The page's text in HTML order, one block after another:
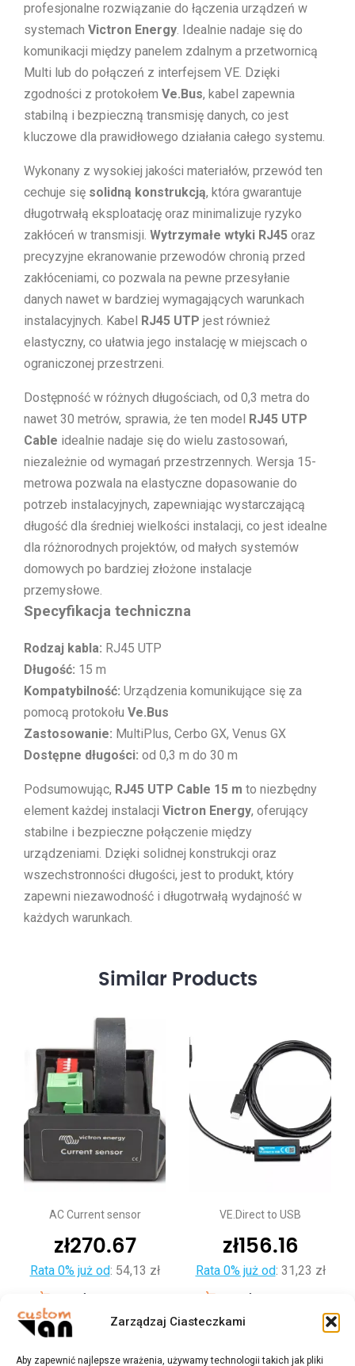
Zarządzaj Ciasteczkami
Aby zapewnić najlepsze wrażenia, używamy technologii takich jak pliki
profesjonalne rozwiązanie do łączenia urządzeń w
systemach Victron Energy. Idealnie nadaje się do
komunikacji między panelem zdalnym a przetwornicą
Multi lub do połączeń z interfejsem VE. Dzięki
zgodności z protokołem Ve.Bus, kabel zapewnia
stabilną i bezpieczną transmisję danych, co jest
kluczowe dla prawidłowego działania całego systemu.
Wykonany z wysokiej jakości materiałów, przewód ten
cechuje się solidną konstrukcją, która gwarantuje
długotrwałą eksploatację oraz minimalizuje ryzyko
zakłóceń w transmisji. Wytrzymałe wtyki RJ45 oraz
precyzyjne ekranowanie przewodów chronią przed
zakłóceniami, co pozwala na pewne przesyłanie
danych nawet w bardziej wymagających warunkach
instalacyjnych. Kabel RJ45 UTP jest również
elastyczny, co ułatwia jego instalację w miejscach o
ograniczonej przestrzeni.
Dostępność w różnych długościach, od 0,3 metra do
nawet 30 metrów, sprawia, że ten model RJ45 UTP
Cable idealnie nadaje się do wielu zastosowań,
niezależnie od wymagań przestrzennych. Wersja 15-
metrowa pozwala na elastyczne dopasowanie do
potrzeb instalacyjnych, zapewniając wystarczającą
długość dla średniej wielkości instalacji, co jest idealne
dla różnorodnych projektów, od małych systemów
domowych po bardziej złożone instalacje
przemysłowe.
Specyfikacja techniczna
Rodzaj kabla: RJ45 UTP
Długość: 15 m
Kompatybilność: Urządzenia komunikujące się za
pomocą protokołu Ve.Bus
Zastosowanie: MultiPlus, Cerbo GX, Venus GX
Dostępne długości: od 0,3 m do 30 m
Podsumowując, RJ45 UTP Cable 15 m to niezbędny
element każdej instalacji Victron Energy, oferujący
stabilne i bezpieczne połączenie między
urządzeniami. Dzięki solidnej konstrukcji oraz
wszechstronności długości, jest to produkt, który
zapewni niezawodność i długotrwałą wydajność w
każdych warunkach.
Similar Products
AC Current sensor
zł270.67
Rata 0% już od: 54,13 zł
VE.Direct to USB
zł156.16
Rata 0% już od: 31,23 zł